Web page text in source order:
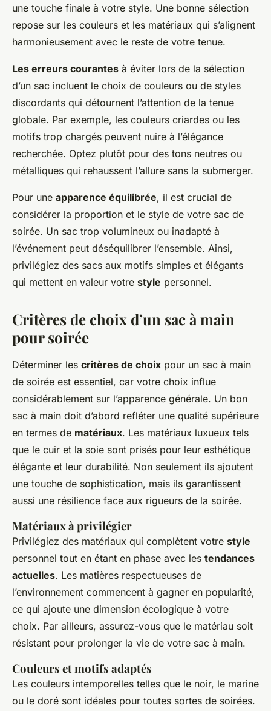
une touche finale à votre style. Une bonne sélection
repose sur les couleurs et les matériaux qui s’alignent
harmonieusement avec le reste de votre tenue.
Les erreurs courantes à éviter lors de la sélection
d’un sac incluent le choix de couleurs ou de styles
discordants qui détournent l’attention de la tenue
globale. Par exemple, les couleurs criardes ou les
motifs trop chargés peuvent nuire à l’élégance
recherchée. Optez plutôt pour des tons neutres ou
métalliques qui rehaussent l’allure sans la submerger.
Pour une apparence équilibrée, il est crucial de
considérer la proportion et le style de votre sac de
soirée. Un sac trop volumineux ou inadapté à
l’événement peut déséquilibrer l’ensemble. Ainsi,
privilégiez des sacs aux motifs simples et élégants
qui mettent en valeur votre style personnel.
Critères de choix d’un sac à main
pour soirée
Déterminer les critères de choix pour un sac à main
de soirée est essentiel, car votre choix influe
considérablement sur l’apparence générale. Un bon
sac à main doit d’abord refléter une qualité supérieure
en termes de matériaux. Les matériaux luxueux tels
que le cuir et la soie sont prisés pour leur esthétique
élégante et leur durabilité. Non seulement ils ajoutent
une touche de sophistication, mais ils garantissent
aussi une résilience face aux rigueurs de la soirée.
Matériaux à privilégier
Privilégiez des matériaux qui complètent votre style
personnel tout en étant en phase avec les tendances
actuelles. Les matières respectueuses de
l’environnement commencent à gagner en popularité,
ce qui ajoute une dimension écologique à votre
choix. Par ailleurs, assurez-vous que le matériau soit
résistant pour prolonger la vie de votre sac à main.
Couleurs et motifs adaptés
Les couleurs intemporelles telles que le noir, le marine
ou le doré sont idéales pour toutes sortes de soirées.